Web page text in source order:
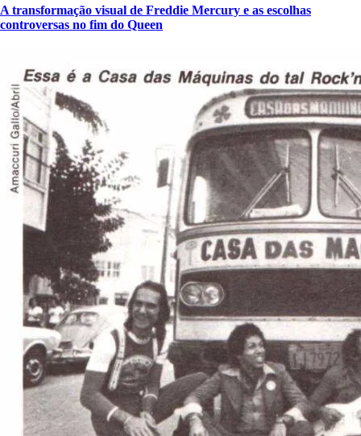
A transformação visual de Freddie Mercury e as escolhas
controversas no fim do Queen